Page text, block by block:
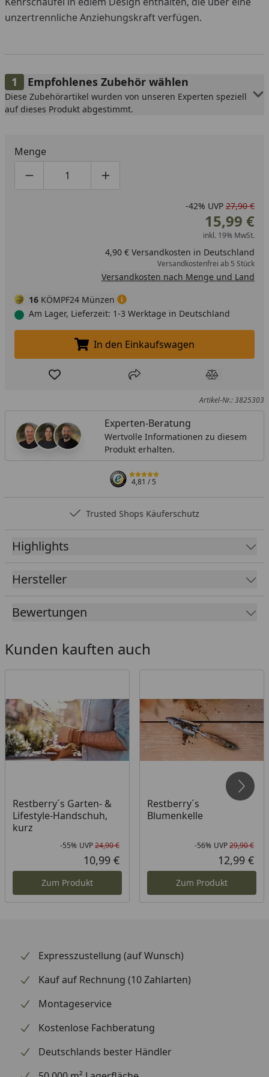
unzertrennliche Anziehungskraft verfügen.
Empfohlenes Zubehör wählen
Diese Zubehörartikel wurden von unseren Experten speziell
auf dieses Produkt abgestimmt.
Menge
Produktmenge um eins verringern
Produktmenge manuell eingeben
Produktmenge um eins erhöhen
-42% UVP 27,90 €
15,99 €
inkl. 19% MwSt.
4,90 € Versandkosten in Deutschland
Versandkostenfrei ab 5 Stück
Versandkosten nach Menge und Land
16 KÖMPF24 Münzen
Am Lager, Lieferzeit: 1-3 Werktage in Deutschland
In den Einkaufswagen legen
In den Einkaufswagen
Produkt zur Wunschliste hinzufügen
Teilen Produkt
Artikel-Nr.: 3825303
Experten-Beratung
Wertvolle Informationen zu diesem
Produkt erhalten.
4,81/ 5
Trusted Shops Käuferschutz
Highlights
Hersteller
Bewertungen
Kunden kauften auch
Restberry´s Garten- &
Lifestyle-Handschuh,
kurz
Rabatt in Prozent
-55%
Ursprünglicher Preis
UVP24,90 €
Aktueller Preis
10,99 €
Zum Produkt
Restberry´s
Blumenkelle
-56% UVP29,90 €
12,99 €
Zum Produkt
Expresszustellung (auf Wunsch)
Kauf auf Rechnung (10 Zahlarten)
Montageservice
Kostenlose Fachberatung
Deutschlands bester Händler